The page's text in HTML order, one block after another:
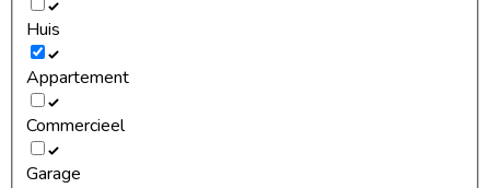
Huis
Appartement
Commercieel
Garage